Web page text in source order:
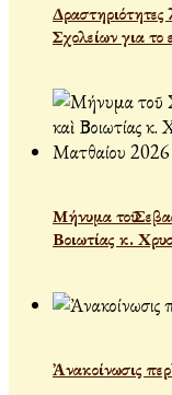
Σχολείων για το
Μήνυμα τοῦ
Βοιωτίας κ.
Ἀνακοίνωσις